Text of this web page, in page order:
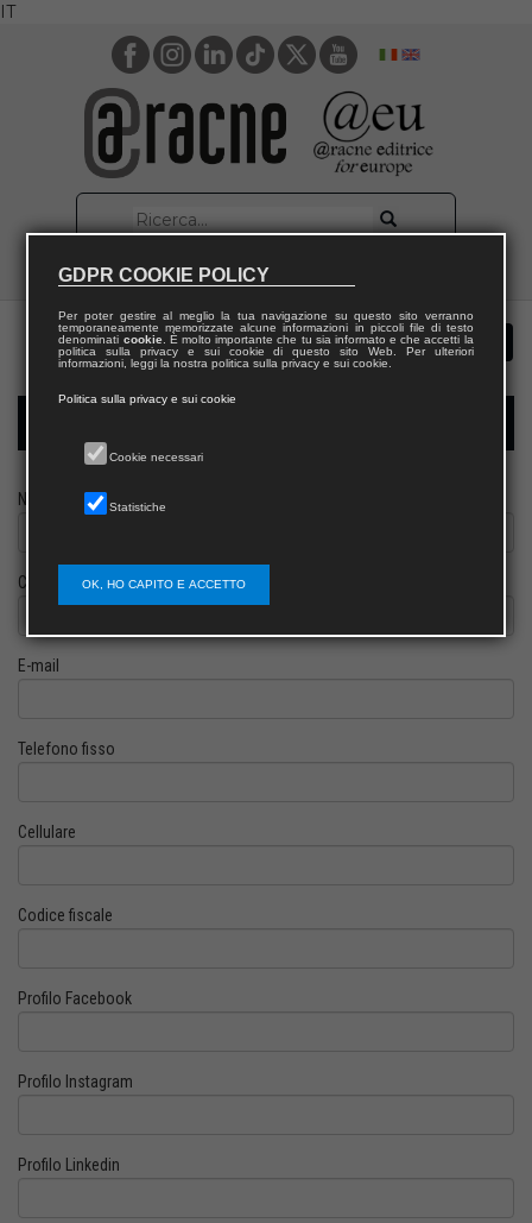
IT
Nome
Cognome
E-mail
Telefono fisso
Cellulare
Codice fiscale
Profilo Facebook
Profilo Instagram
Profilo Linkedin
GDPR COOKIE POLICY
Per poter gestire al meglio la tua navigazione su questo sito verranno
temporaneamente memorizzate alcune informazioni in piccoli file di testo
denominati cookie. È molto importante che tu sia informato e che accetti la
politica sulla privacy e sui cookie di questo sito Web. Per ulteriori
informazioni, leggi la nostra politica sulla privacy e sui cookie.
Politica sulla privacy e sui cookie
Cookie necessari
Statistiche
OK, HO CAPITO E ACCETTO